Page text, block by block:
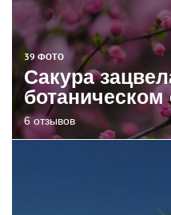
39 ФОТО
Сакура
ботаническом
6 отзывов